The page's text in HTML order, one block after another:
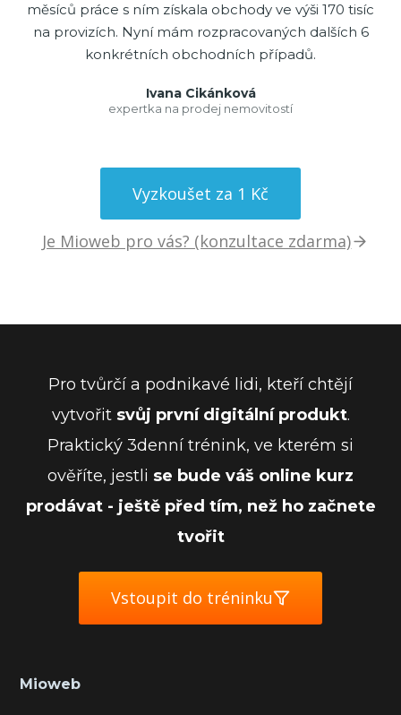
měsíců práce s ním získala obchody ve výši 170 tisíc
na provizích. Nyní mám rozpracovaných dalších 6
konkrétních obchodních případů.
Ivana Cikánková
expertka na prodej nemovitostí
Vyzkoušet za 1 Kč
Je Mioweb pro vás? (konzultace zdarma)
Pro tvůrčí a podnikavé lidi, kteří chtějí
vytvořit svůj první digitální produkt.
Praktický 3denní trénink, ve kterém si
ověříte, jestli se bude váš online kurz
prodávat - ještě před tím, než ho začnete
tvořit
Vstoupit do tréninku
Mioweb